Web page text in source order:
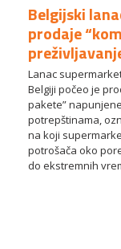
Belgijski
prodaje
Lanac
Belgiji počeo je
pakete”
potrepštinama,
na koji
potrošača oko
do ekstremnih